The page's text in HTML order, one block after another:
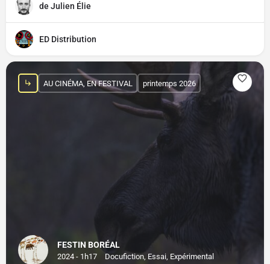
de Julien Élie
ED Distribution
FESTIN BORÉAL
2024 - 1h17 Docufiction, Essai, Expérimental
AU CINÉMA, EN FESTIVAL printemps 2026